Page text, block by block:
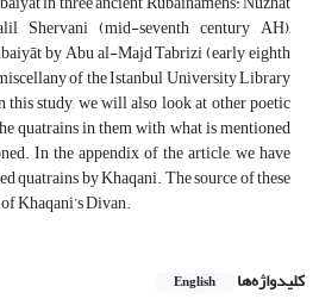
Shervani (mid-seventh century AH),
by Abu al-Majd Tabrizi (early eighth
of the Istanbul University Library
study, we will also look at other poetic
quatrains in them with what is mentioned
In the appendix of the article, we have
quatrains by Khaqani. The source of these
Khaqani’s Divan.
کلیدواژه‌ها English